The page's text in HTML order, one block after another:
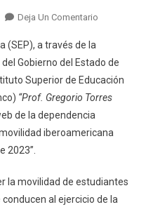
Deja Un ComentarioEn
Isenco
Promueven
La
Internacional
Colimenses
(SEP), a través de la
Gobierno del Estado de
Superior de Educación
“Prof. Gregorio Torres
de la dependencia
iberoamericana
2023”.
la movilidad de estudiantes
al ejercicio de la